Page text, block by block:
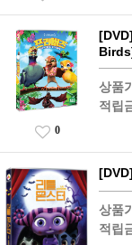
상품
적립
0
상품
적립